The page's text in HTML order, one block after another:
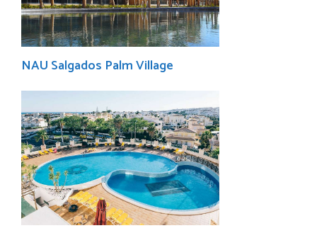
NAU Salgados Palm Village